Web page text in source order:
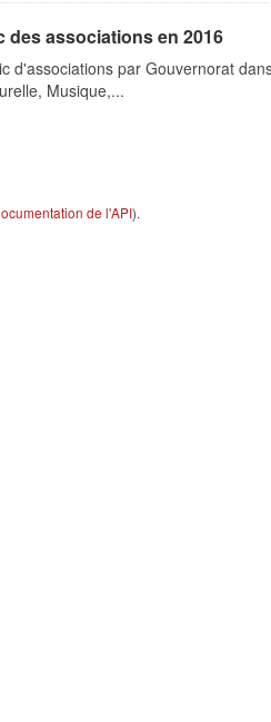
associations en 2016
d'associations par Gouvernorat
Musique,...
de l'API).